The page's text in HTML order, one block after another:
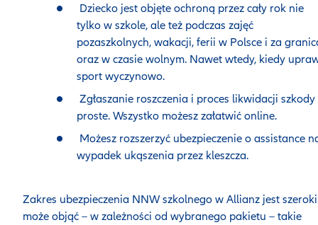
Dziecko jest objęte ochroną przez cały rok nie
tylko w szkole, ale też podczas zajęć
pozaszkolnych, wakacji, ferii w Polsce i za
oraz w czasie wolnym. Nawet wtedy, kiedy
sport wyczynowo.
Zgłaszanie roszczenia i proces likwidacji szkody
proste. Wszystko możesz załatwić online.
Możesz rozszerzyć ubezpieczenie o assistance
wypadek ukąszenia przez kleszcza.
Zakres ubezpieczenia NNW szkolnego w Allianz jest
może objąć – w zależności od wybranego pakietu – takie